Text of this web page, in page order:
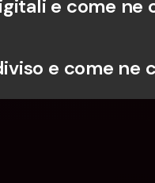
e come ne
e come ne